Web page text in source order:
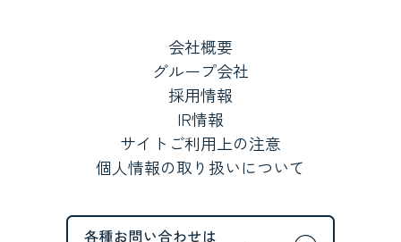
会社概要
グループ会社
採用情報
IR情報
サイトご利用上の注意
個人情報の取り扱いについて